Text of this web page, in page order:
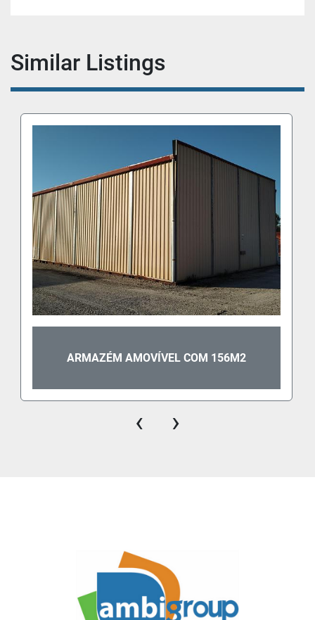
Similar Listings
ARMAZÉM AMOVÍVEL COM 156M2
‹ ›